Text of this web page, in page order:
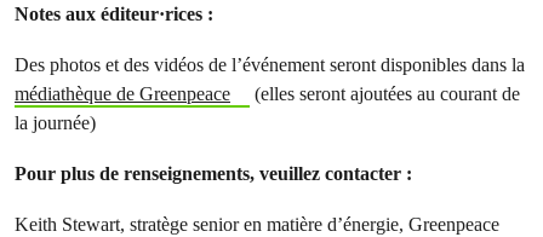
Notes aux éditeur·rices :
Des photos et des vidéos de l’événement seront disponibles dans la
médiathèque de Greenpeace
(elles seront ajoutées au courant de
la journée)
Pour plus de renseignements, veuillez contacter :
Keith Stewart, stratège senior en matière d’énergie, Greenpeace